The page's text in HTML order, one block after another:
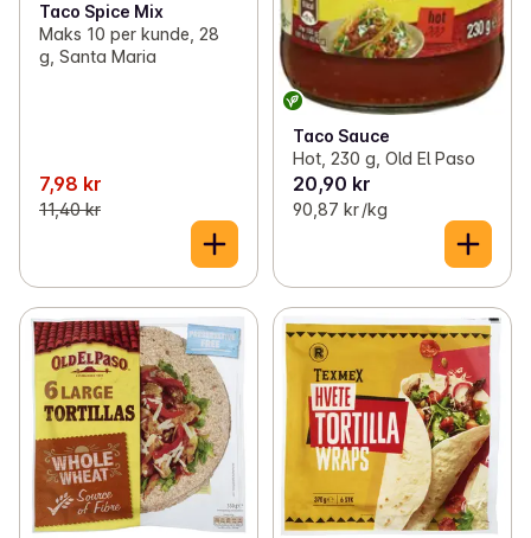
Taco Spice Mix
Maks 10 per kunde, 28
g, Santa Maria
7,98 kr
11,40 kr
Taco Sauce
Hot, 230 g, Old El Paso
20,90 kr
90,87 kr /kg